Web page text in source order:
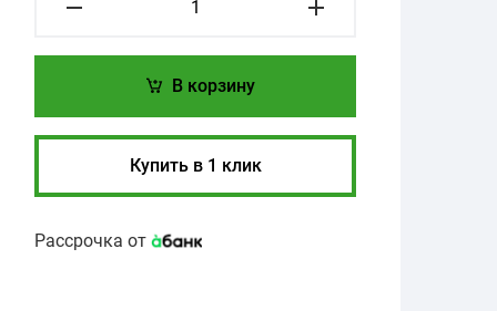
В корзину
Купить в 1 клик
Рассрочка от